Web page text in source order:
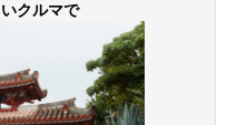
クルマで